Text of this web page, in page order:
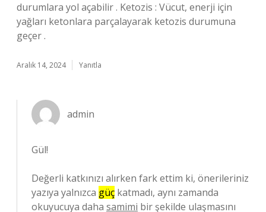
durumlara yol açabilir . Ketozis : Vücut, enerji için
yağları ketonlara parçalayarak ketozis durumuna
geçer .
Aralık 14, 2024 Yanıtla
admin
Gül!
Değerli katkınızı alırken fark ettim ki, önerileriniz
yazıya yalnızca güç katmadı, aynı zamanda
okuyucuya daha samimi bir şekilde ulaşmasını